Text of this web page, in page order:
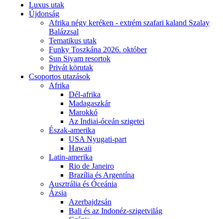
Luxus utak
Újdonság
Afrika négy keréken - extrém szafari kaland Szalay
Balázzsal
Tematikus utak
Funky Toszkána 2026. október
Sun Siyam resortok
Privát körutak
Csoportos utazások
Afrika
Dél-afrika
Madagaszkár
Marokkó
Az Indiai-óceán szigetei
Észak-amerika
USA Nyugati-part
Hawaii
Latin-amerika
Rio de Janeiro
Brazília és Argentína
Ausztrália és Óceánia
Ázsia
Azerbajdzsán
Bali és az Indonéz-szigetvilág